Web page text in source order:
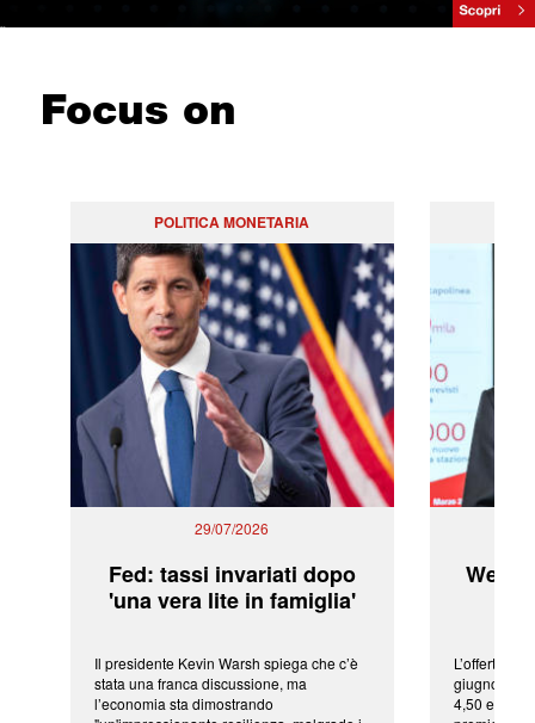
Focus on
POLITICA MONETARIA
29/07/2026
Fed: tassi invariati dopo
'una vera lite in famiglia'
Il presidente Kevin Warsh spiega che c’è
stata una franca discussione, ma
l’economia sta dimostrando
L’offerta
giugno da
4,50 euro